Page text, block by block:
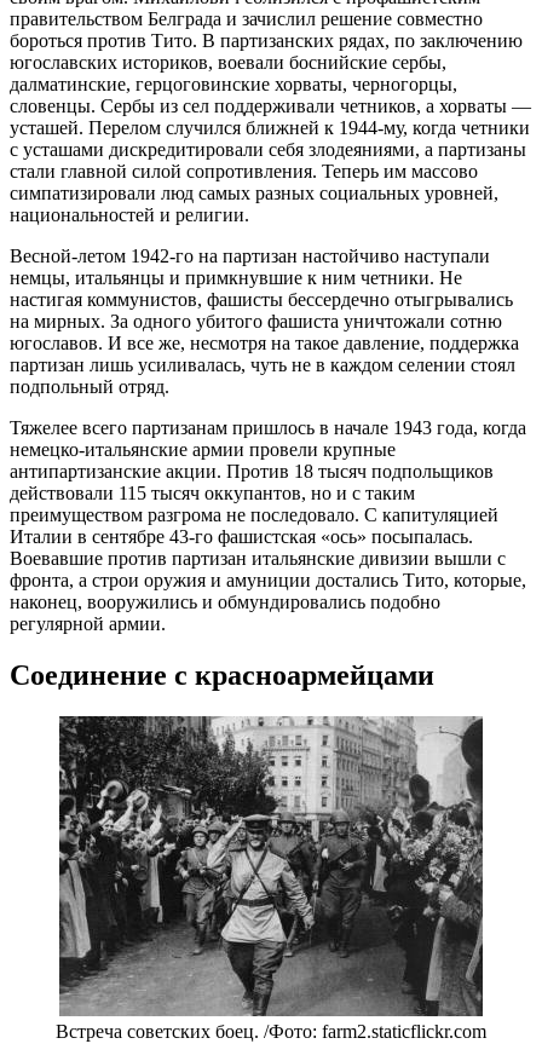
правительством Белграда и зачислил решение совместно
бороться против Тито. В партизанских рядах, по заключению
югославских историков, воевали боснийские сербы,
далматинские, герцоговинские хорваты, черногорцы,
словенцы. Сербы из сел поддерживали четников, а хорваты —
усташей. Перелом случился ближней к 1944-му, когда четники
с усташами дискредитировали себя злодеяниями, а партизаны
стали главной силой сопротивления. Теперь им массово
симпатизировали люд самых разных социальных уровней,
национальностей и религии.
Весной-летом 1942-го на партизан настойчиво наступали
немцы, итальянцы и примкнувшие к ним четники. Не
настигая коммунистов, фашисты бессердечно отыгрывались
на мирных. За одного убитого фашиста уничтожали сотню
югославов. И все же, несмотря на такое давление, поддержка
партизан лишь усиливалась, чуть не в каждом селении стоял
подпольный отряд.
Тяжелее всего партизанам пришлось в начале 1943 года, когда
немецко-итальянские армии провели крупные
антипартизанские акции. Против 18 тысяч подпольщиков
действовали 115 тысяч оккупантов, но и с таким
преимуществом разгрома не последовало. С капитуляцией
Италии в сентябре 43-го фашистская «ось» посыпалась.
Воевавшие против партизан итальянские дивизии вышли с
фронта, а строи оружия и амуниции достались Тито, которые,
наконец, вооружились и обмундировались подобно
регулярной армии.
Соединение с красноармейцами
Встреча советских боец. /Фото: farm2.staticflickr.com